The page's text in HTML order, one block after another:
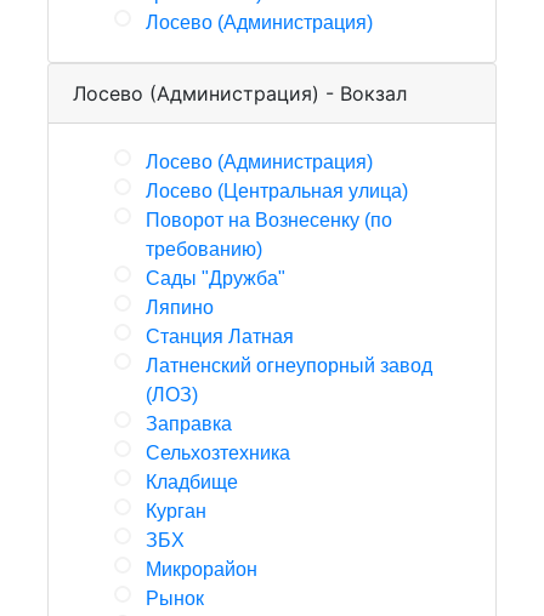
Лосево (Администрация)
Лосево (Администрация) - Вокзал
Лосево (Администрация)
Лосево (Центральная улица)
Поворот на Вознесенку (по
требованию)
Сады "Дружба"
Ляпино
Станция Латная
Латненский огнеупорный завод
(ЛОЗ)
Заправка
Сельхозтехника
Кладбище
Курган
ЗБХ
Микрорайон
Рынок